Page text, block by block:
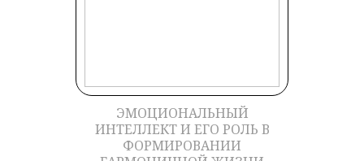
ЭМОЦИОНАЛЬНЫЙ
ИНТЕЛЛЕКТ И ЕГО РОЛЬ В
ФОРМИРОВАНИИ